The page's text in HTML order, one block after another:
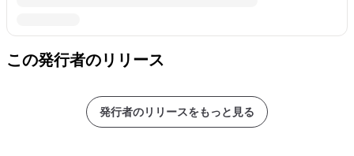
この発行者のリリース
発行者のリリースをもっと見る